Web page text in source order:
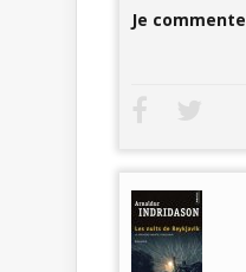
Je commente